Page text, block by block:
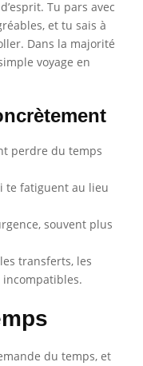
Tu pars avec
et tu sais à
Dans la majorité
voyage en
perdre du temps
te fatiguent au lieu
souvent plus
transferts, les
incompatibles.
du temps, et